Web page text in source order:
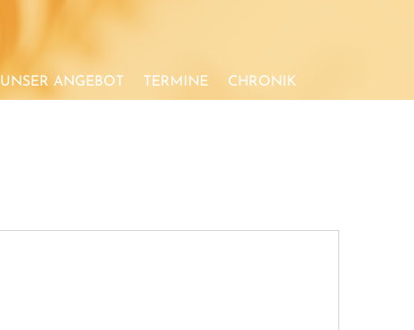
UNSER ANGEBOT TERMINE CHRONIK